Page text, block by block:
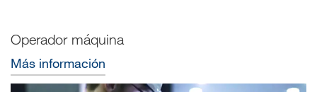
Operador máquina
Más información